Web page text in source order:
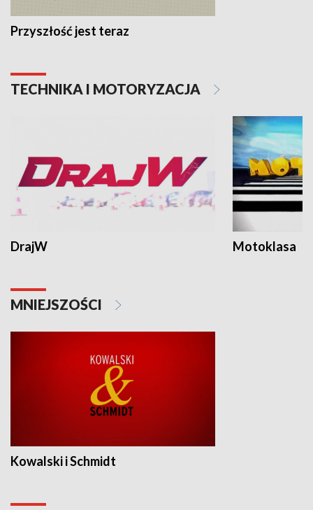
Przyszłość jest teraz
TECHNIKA I MOTORYZACJA
DrajW Motoklasa
MNIEJSZOŚCI
Kowalski i Schmidt